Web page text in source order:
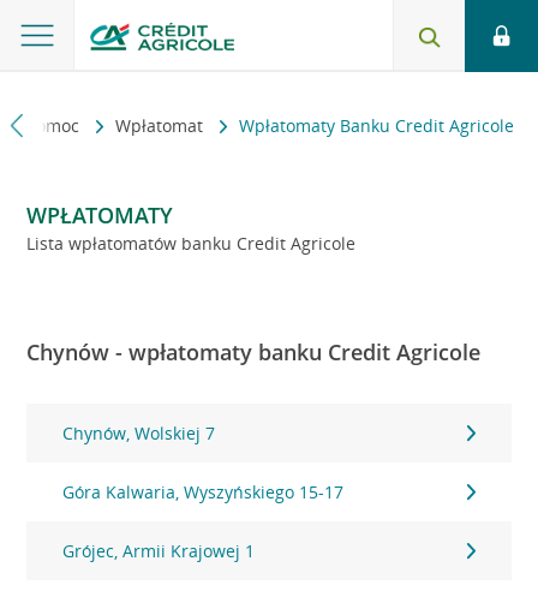
i pomoc Wpłatomat Wpłatomaty Banku Credit Agricole
WPŁATOMATY
Lista wpłatomatów banku Credit Agricole
Chynów - wpłatomaty banku Credit Agricole
Chynów, Wolskiej 7
Góra Kalwaria, Wyszyńskiego 15-17
Grójec, Armii Krajowej 1